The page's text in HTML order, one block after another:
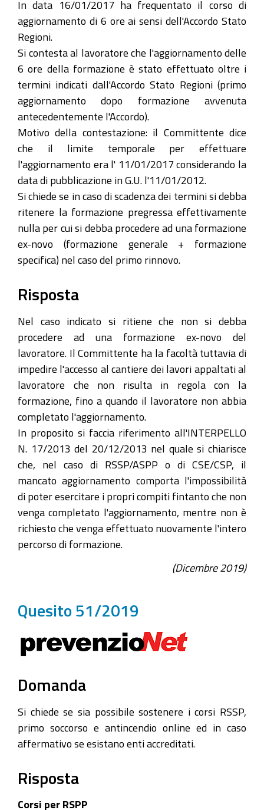
In data 16/01/2017 ha frequentato il corso di
aggiornamento di 6 ore ai sensi dell'Accordo Stato
Regioni.
Si contesta al lavoratore che l'aggiornamento delle
6 ore della formazione è stato effettuato oltre i
termini indicati dall'Accordo Stato Regioni (primo
aggiornamento dopo formazione avvenuta
antecedentemente l'Accordo).
Motivo della contestazione: il Committente dice
che il limite temporale per effettuare
l'aggiornamento era l' 11/01/2017 considerando la
data di pubblicazione in G.U. l'11/01/2012.
Si chiede se in caso di scadenza dei termini si debba
ritenere la formazione pregressa effettivamente
nulla per cui si debba procedere ad una formazione
ex-novo (formazione generale + formazione
specifica) nel caso del primo rinnovo.
Risposta
Nel caso indicato si ritiene che non si debba
procedere ad una formazione ex-novo del
lavoratore. Il Committente ha la facoltà tuttavia di
impedire l'accesso al cantiere dei lavori appaltati al
lavoratore che non risulta in regola con la
formazione, fino a quando il lavoratore non abbia
completato l'aggiornamento.
In proposito si faccia riferimento all'INTERPELLO
N. 17/2013 del 20/12/2013 nel quale si chiarisce
che, nel caso di RSSP/ASPP o di CSE/CSP, il
mancato aggiornamento comporta l'impossibilità
di poter esercitare i propri compiti fintanto che non
venga completato l'aggiornamento, mentre non è
richiesto che venga effettuato nuovamente l'intero
percorso di formazione.
(Dicembre 2019)
Quesito 51/2019
Domanda
Si chiede se sia possibile sostenere i corsi RSSP,
primo soccorso e antincendio online ed in caso
affermativo se esistano enti accreditati.
Risposta
Corsi per RSPP